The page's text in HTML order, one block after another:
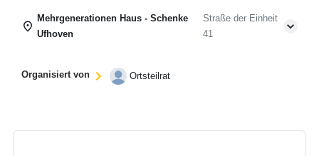
Mehrgenerationen Haus - Schenke
Ufhoven
Straße der Einheit
41
Organisiert von Ortsteilrat